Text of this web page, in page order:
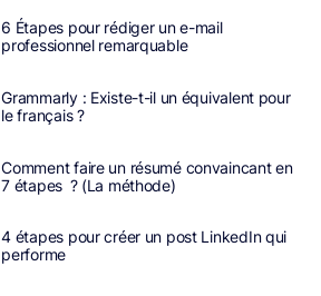
6 Étapes pour rédiger un e-mail
professionnel remarquable
Grammarly : Existe-t-il un équivalent pour
le français ?
Comment faire un résumé convaincant en
7 étapes ? (La méthode)
4 étapes pour créer un post LinkedIn qui
performe